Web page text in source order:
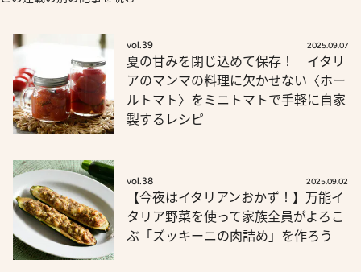
vol.39 2025.09.07
夏の甘みを閉じ込めて保存！ イタリ
アのマンマの料理に欠かせない〈ホー
ルトマト〉をミニトマトで手軽に自家
製するレシピ
vol.38 2025.09.02
【今夜はイタリアンおかず！】万能イ
タリア野菜を使って家族全員がよろこ
ぶ「ズッキーニの肉詰め」を作ろう